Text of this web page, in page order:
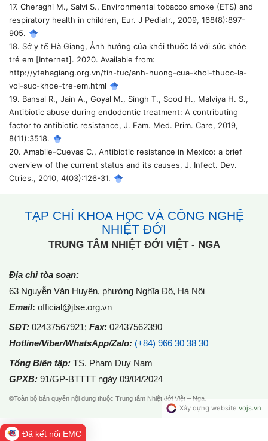
17. Cheraghi M., Salvi S., Environmental tobacco smoke (ETS) and
respiratory health in children, Eur. J Pediatr., 2009, 168(8):897-
905.
18. Sở y tế Hà Giang, Ảnh hưởng của khói thuốc lá với sức khỏe
trẻ em [Internet]. 2020. Available from:
http://ytehagiang.org.vn/tin-tuc/anh-huong-cua-khoi-thuoc-la-
voi-suc-khoe-tre-em.html
19. Bansal R., Jain A., Goyal M., Singh T., Sood H., Malviya H. S.,
Antibiotic abuse during endodontic treatment: A contributing
factor to antibiotic resistance, J. Fam. Med. Prim. Care, 2019,
8(11):3518.
20. Amabile-Cuevas C., Antibiotic resistance in Mexico: a brief
overview of the current status and its causes, J. Infect. Dev.
Ctries., 2010, 4(03):126-31.
TẠP CHÍ KHOA HỌC VÀ CÔNG NGHỆ
NHIỆT ĐỚI
TRUNG TÂM NHIỆT ĐỚI VIỆT - NGA
Địa chỉ tòa soạn:
63 Nguyễn Văn Huyên, phường Nghĩa Đô, Hà Nội
Email: official@jtse.org.vn
SĐT: 02437567921; Fax: 02437562390
Hotline/Viber/WhatsApp/Zalo: (+84) 966 30 38 30
Tổng Biên tập: TS. Phạm Duy Nam
GPXB: 91/GP-BTTTT ngày 09/04/2024
©Toàn bộ bản quyền nội dung thuộc Trung tâm Nhiệt đới Việt – Nga.
Đã kết nối EMC